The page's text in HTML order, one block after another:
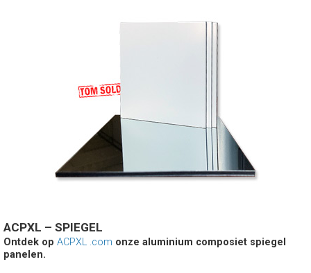
ACPXL – SPIEGEL
Ontdek op ACPXL .com onze aluminium composiet spiegel
panelen.